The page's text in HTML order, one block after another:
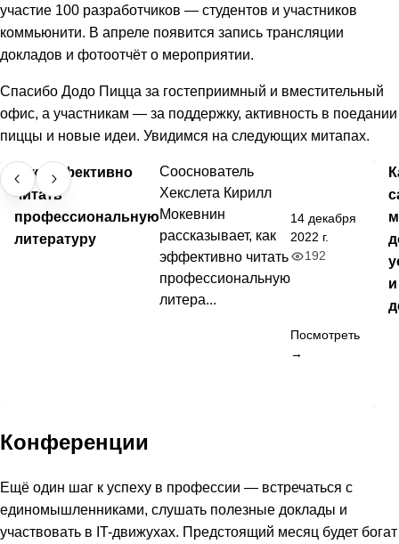
участие 100 разработчиков — студентов и участников
коммьюнити. В апреле появится запись трансляции
докладов и фотоотчёт о мероприятии.
Спасибо Додо Пицца за гостеприимный и вместительный
офис, а участникам — за поддержку, активность в поедании
пиццы и новые идеи. Увидимся на следующих митапах.
Как эффективно
читать
профессиональную
литературу
Cооснователь
Хекслета Кирилл
Мокевнин
рассказывает, как
эффективно читать
профессиональную
литера...
14 декабря
2022 г.
192
Посмотреть
→
Конференции
Ещё один шаг к успеху в профессии — встречаться с
единомышленниками, слушать полезные доклады и
участвовать в IT-движухах. Предстоящий месяц будет богат